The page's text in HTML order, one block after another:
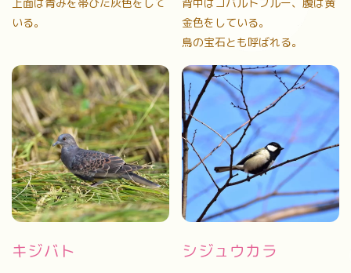
いる。
金色をしている。
鳥の宝石とも呼ばれる。
キジバト シジュウカラ